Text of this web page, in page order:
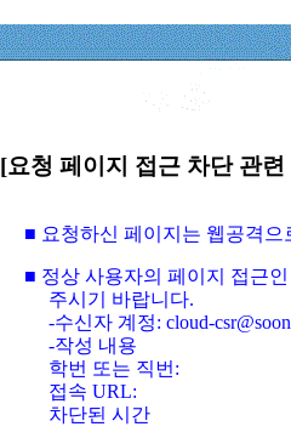
[요청 페이지 접근 차단 관
■ 요청하신 페이지는 웹공격
■ 정상 사용자의 페이지 접근
주시기 바랍니다.
-수신자 계정: cloud-
-작성 내용
학번 또는 직번:
접속 URL:
차단된 시간